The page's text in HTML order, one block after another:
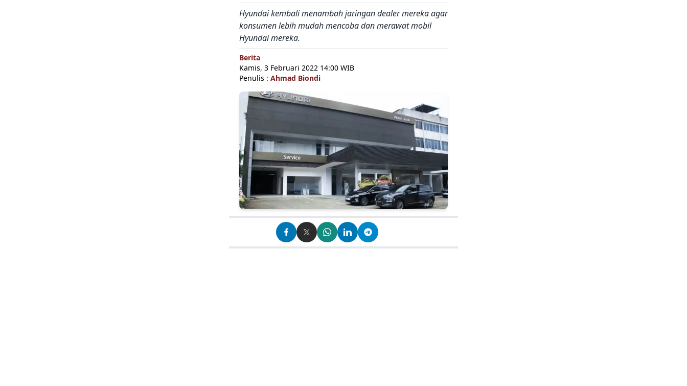
Hyundai kembali menambah jaringan dealer mereka agar
konsumen lebih mudah mencoba dan merawat mobil
Hyundai mereka.
Berita
Kamis, 3 Februari 2022 14:00 WIB
Penulis : Ahmad Biondi